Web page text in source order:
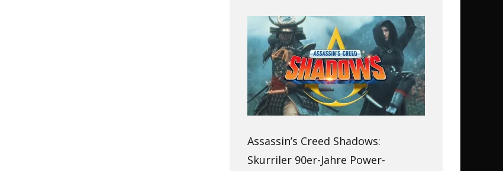
Assassin’s Creed Shadows:
Skurriler 90er-Jahre Power-